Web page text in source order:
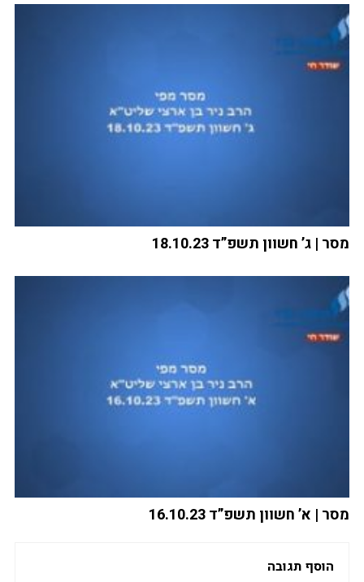
מסר | ג’ חשוון תשפ”ד 18.10.23
מסר | א’ חשוון תשפ”ד 16.10.23
הוסף תגובה